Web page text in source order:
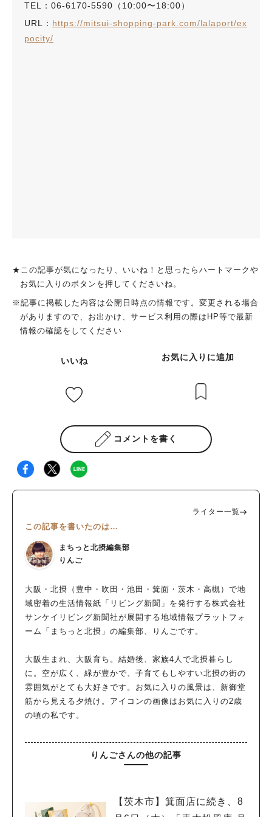
TEL：06-6170-5590（10:00〜18:00）
URL： https://mitsui-shopping-park.com/lalaport/ex
pocity/
★この記事が気になったり、いいね！と思ったらハートマークや
お気に入りのボタンを押してくださいね。
※記事に掲載した内容は公開日時点の情報です。変更される場合
がありますので、お出かけ、サービス利用の際はHP等で最新
情報の確認をしてください
いいね お気に入りに追加
コメントを書く
ライター一覧
この記事を書いたのは…
まちっと北摂編集部
りんご
大阪・北摂（豊中・吹田・池田・箕面・茨木・高槻）で地
域密着の生活情報紙「リビング新聞」を発行する株式会社
サンケイリビング新聞社が展開する地域情報プラットフォ
ーム「まちっと北摂」の編集部、りんごです。
大阪生まれ、大阪育ち。結婚後、家族4人で北摂暮らし
に。空が広く、緑が豊かで、子育てもしやすい北摂の街の
雰囲気がとても大好きです。お気に入りの風景は、新御堂
筋から見える夕焼け。アイコンの画像はお気に入りの2歳
の頃の私です。
りんごさんの他の記事
【茨木市】箕面店に続き、8